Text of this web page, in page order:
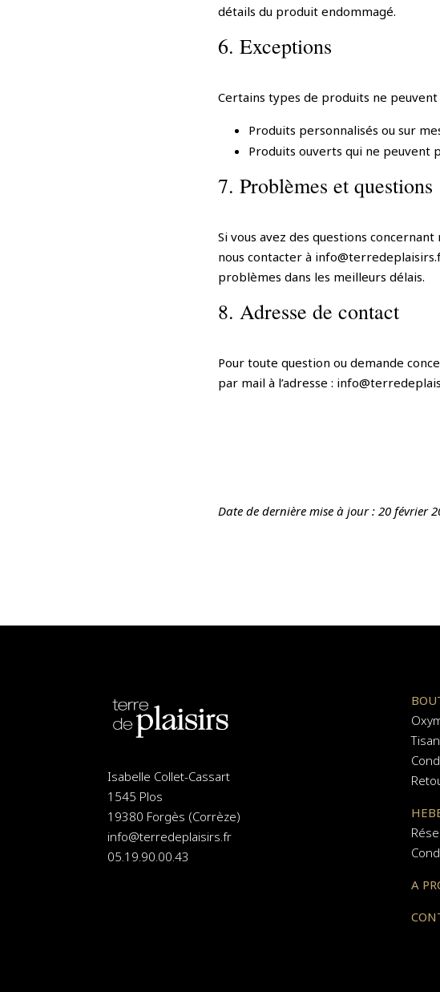
détails du produit endommagé.
6. Exceptions
Certains types de produits ne
Produits personnalisés ou sur
Produits ouverts qui ne peuvent
7. Problèmes et questions
Si vous avez des questions
nous contacter à
problèmes dans les meilleurs délais.
8. Adresse de contact
Pour toute question ou demande
par mail à l’adresse :
Date de dernière mise à jour : 20 février
Isabelle Collet-Cassart
1545 Plos
19380 Forgès (Corrèze)
info@terredeplaisirs.fr
05.19.90.00.43
A